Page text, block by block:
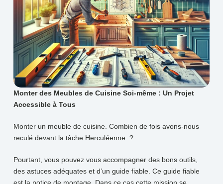
Monter des Meubles de Cuisine Soi-même : Un Projet
Accessible à Tous
Monter un meuble de cuisine. Combien de fois avons-nous
reculé devant la tâche Herculéenne ?
Pourtant, vous pouvez vous accompagner des bons outils,
des astuces adéquates et d’un guide fiable. Ce guide fiable
est la notice de montage. Dans ce cas,cette mission se